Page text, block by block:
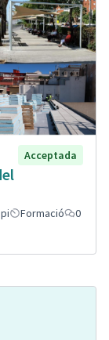
Acceptada
Formació
0